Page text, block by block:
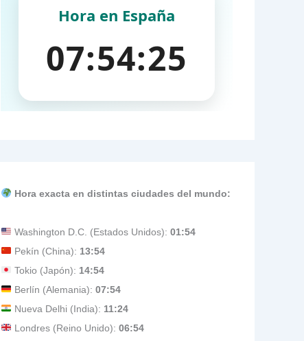
Hora exacta en distintas ciudades del mundo:
Washington D.C. (Estados Unidos): 01:54
Pekín (China): 13:54
Tokio (Japón): 14:54
Berlín (Alemania): 07:54
Nueva Delhi (India): 11:24
Londres (Reino Unido): 06:54